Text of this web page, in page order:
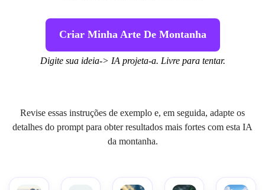
Criar Minha Arte De Montanha
Digite sua ideia-> IA projeta-a. Livre para tentar.
Revise essas instruções de exemplo e, em seguida, adapte os
detalhes do prompt para obter resultados mais fortes com esta IA
da montanha.